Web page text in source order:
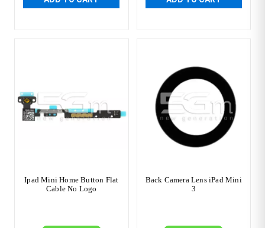
Ipad Mini Home Button Flat
Cable No Logo
Back Camera Lens iPad Mini
3